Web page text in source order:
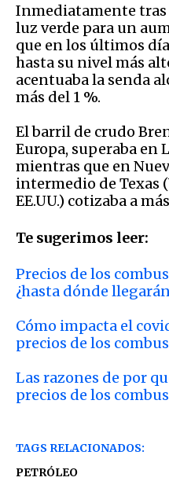
Inmediatamente tras
luz verde para un
que en los últimos
hasta su nivel más
acentuaba la senda
más del 1 %.
El barril de crudo
Europa, superaba en
mientras que en
intermedio de Texas
EE.UU.) cotizaba a
Te sugerimos leer:
Precios de los
¿hasta dónde
Cómo impacta el
precios de los
Las razones de por
precios de los
TAGS RELACIONADOS:
PETRÓLEO